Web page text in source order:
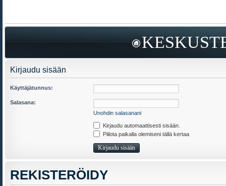
Kirjaudu sisään
Käyttäjätunnus:
Salasana:
Unohdin salasanani
Kirjaudu automaattisesti sisään.
Piilota paikalla olemiseni tällä kertaa
REKISTERÖIDY